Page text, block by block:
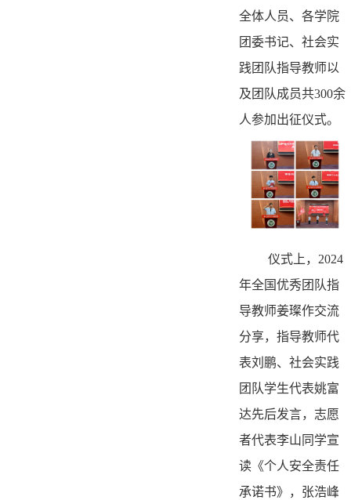
全体人员、各学院
团委书记、社会实
践团队指导教师以
及团队成员共300余
人参加出征仪式。
仪式上，2024
年全国优秀团队指
导教师姜璨作交流
分享，指导教师代
表刘鹏、社会实践
团队学生代表姚富
达先后发言，志愿
者代表李山同学宣
读《个人安全责任
承诺书》，张浩峰